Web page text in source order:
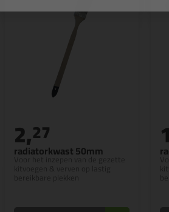
radiatorkwast 50mm
Voor het inzepen van de gezette
2,27